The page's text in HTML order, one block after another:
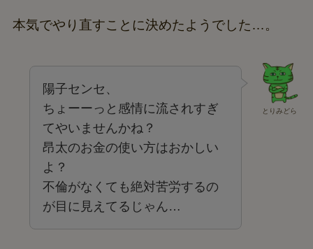
本気でやり直すことに決めたようでした…。
とりみどら
陽子センセ、
ちょーーっと感情に流されすぎ
てやいませんかね？
昂太のお金の使い方はおかしい
よ？
不倫がなくても絶対苦労するの
が目に見えてるじゃん…